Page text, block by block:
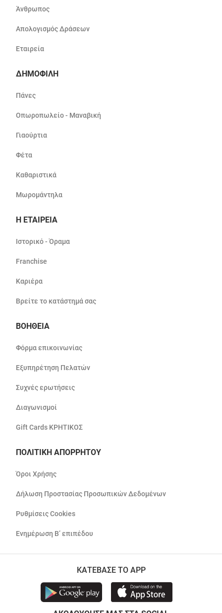
Άνθρωπος
Απολογισμός Δράσεων
Εταιρεία
ΔΗΜΟΦΙΛΗ
Πάνες
Οπωροπωλείο - Μαναβική
Γιαούρτια
Φέτα
Καθαριστικά
Μωρομάντηλα
Η ΕΤΑΙΡΕΙΑ
Ιστορικό - Όραμα
Franchise
Καριέρα
Βρείτε το κατάστημά σας
ΒΟΗΘΕΙΑ
Φόρμα επικοινωνίας
Εξυπηρέτηση Πελατών
Συχνές ερωτήσεις
Διαγωνισμοί
Gift Cards ΚΡΗΤΙΚΟΣ
ΠΟΛΙΤΙΚΗ ΑΠΟΡΡΗΤΟΥ
Όροι Χρήσης
Δήλωση Προστασίας Προσωπικών Δεδομένων
Ρυθμίσεις Cookies
Ενημέρωση Β’ επιπέδου
ΚΑΤΕΒΑΣΕ ΤΟ APP